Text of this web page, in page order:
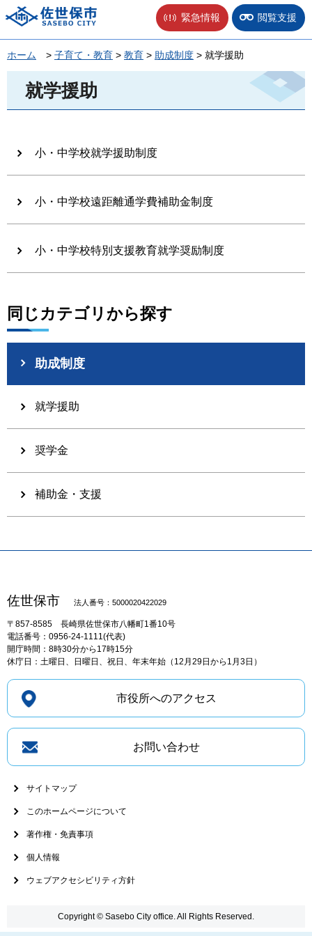
佐世保市 緊急情報 閲覧支援
ホーム > 子育て・教育 > 教育 > 助成制度 > 就学援助
就学援助
小・中学校就学援助制度
小・中学校遠距離通学費補助金制度
小・中学校特別支援教育就学奨励制度
同じカテゴリから探す
助成制度
就学援助
奨学金
補助金・支援
佐世保市 法人番号：5000020422029
〒857-8585 長崎県佐世保市八幡町1番10号
電話番号：0956-24-1111(代表)
開庁時間：8時30分から17時15分
休庁日：土曜日、日曜日、祝日、年末年始（12月29日から1月3日）
市役所へのアクセス
お問い合わせ
サイトマップ
このホームページについて
著作権・免責事項
個人情報
ウェブアクセシビリティ方針
Copyright © Sasebo City office. All Rights Reserved.